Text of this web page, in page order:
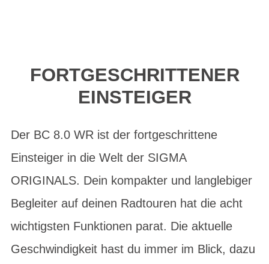
FORTGESCHRITTENER
EINSTEIGER
Der BC 8.0 WR ist der fortgeschrittene
Einsteiger in die Welt der SIGMA
ORIGINALS. Dein kompakter und langlebiger
Begleiter auf deinen Radtouren hat die acht
wichtigsten Funktionen parat. Die aktuelle
Geschwindigkeit hast du immer im Blick, dazu